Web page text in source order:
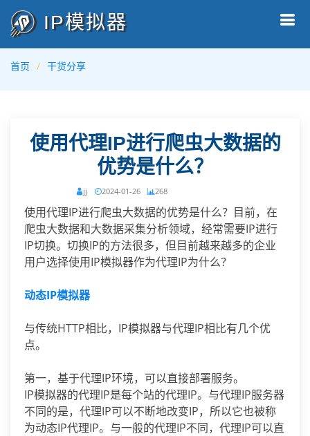
IP模拟器
首页 干货分享
使用代理IP进行爬虫大数据的
优势是什么？
jj 2024-01-26 268
使用代理IP进行爬虫大数据的优势是什么？目前，在
爬虫大数据和大数据采集分析领域，经常需要IP进行
IP切换。切换IP的方法很多，但目前越来越多的企业
用户选择使用IP模拟器作为代理IP为什么？
动态IP模拟器
与传统HTTP相比，IP模拟器与代理IP相比有几个优
点。
第一，基于代理IP环境，可以直接部署服务。
IP模拟器的代理IP是每个站的代理IP。与代理IP服务器
不同的是，代理IP可以不断地改变IP，所以它也被称
为动态IP代理IP。与一般的代理IP不同，代理IP可以直